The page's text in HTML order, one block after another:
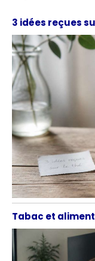
3 idées reçues
Tabac et